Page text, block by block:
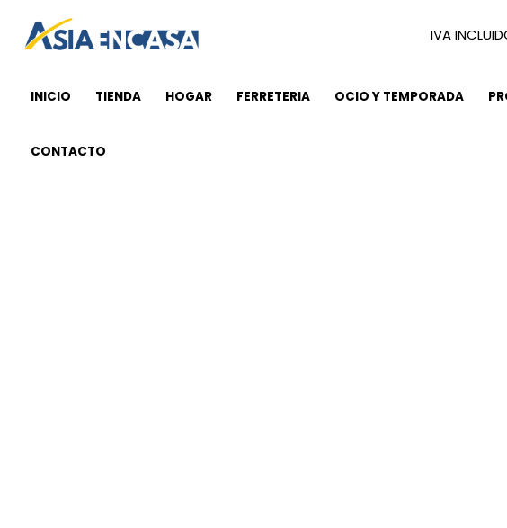
IVA
INICIO TIENDA HOGAR FERRETERIA OCIO Y TEMPORADA
CONTACTO